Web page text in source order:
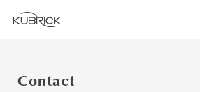
Contact